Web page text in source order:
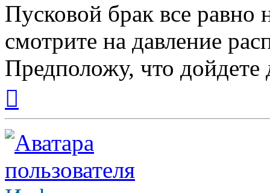
Пусковой брак все равно
смотрите на давление
Предположу, что
началу